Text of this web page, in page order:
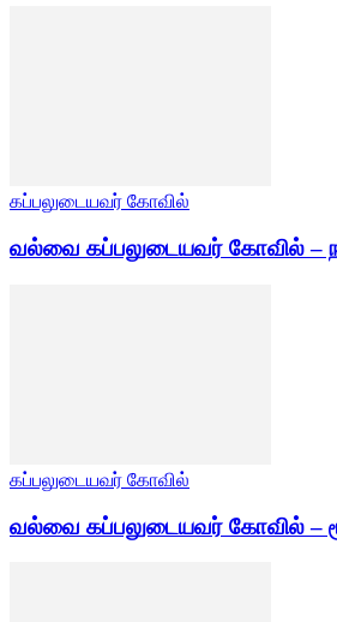
கப்பலுடையவர் கோவில்
வல்வை கப்பலுடையவர் கோவில் –
கப்பலுடையவர் கோவில்
வல்வை கப்பலுடையவர் கோவில் –